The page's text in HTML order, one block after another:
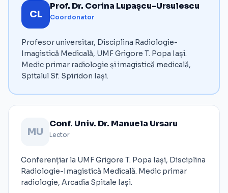
CL
Prof. Dr. Corina Lupașcu-Ursulescu
Coordonator
Profesor universitar, Disciplina Radiologie-
Imagistică Medicală, UMF Grigore T. Popa Iași.
Medic primar radiologie și imagistică medicală,
Spitalul Sf. Spiridon Iași.
MU
Conf. Univ. Dr. Manuela Ursaru
Lector
Conferențiar la UMF Grigore T. Popa Iași, Disciplina
Radiologie-Imagistică Medicală. Medic primar
radiologie, Arcadia Spitale Iași.